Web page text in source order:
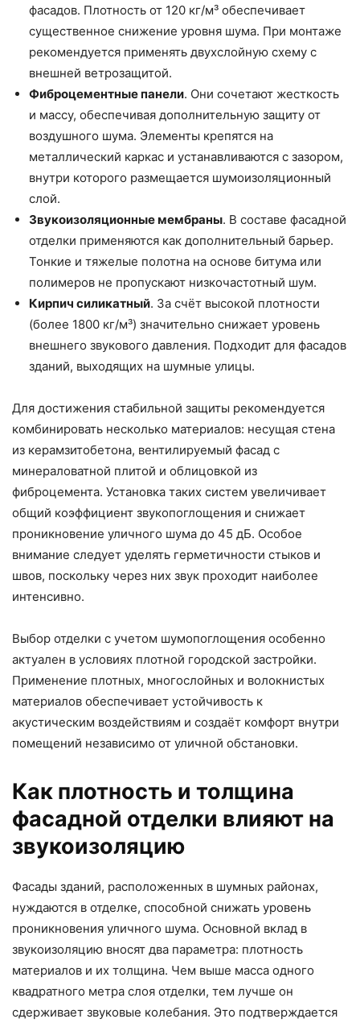
фасадов. Плотность от 120 кг/м³ обеспечивает
существенное снижение уровня шума. При монтаже
рекомендуется применять двухслойную схему с
внешней ветрозащитой.
Фиброцементные панели. Они сочетают жесткость
и массу, обеспечивая дополнительную защиту от
воздушного шума. Элементы крепятся на
металлический каркас и устанавливаются с зазором,
внутри которого размещается шумоизоляционный
слой.
Звукоизоляционные мембраны. В составе фасадной
отделки применяются как дополнительный барьер.
Тонкие и тяжелые полотна на основе битума или
полимеров не пропускают низкочастотный шум.
Кирпич силикатный. За счёт высокой плотности
(более 1800 кг/м³) значительно снижает уровень
внешнего звукового давления. Подходит для фасадов
зданий, выходящих на шумные улицы.
Для достижения стабильной защиты рекомендуется
комбинировать несколько материалов: несущая стена
из керамзитобетона, вентилируемый фасад с
минераловатной плитой и облицовкой из
фиброцемента. Установка таких систем увеличивает
общий коэффициент звукопоглощения и снижает
проникновение уличного шума до 45 дБ. Особое
внимание следует уделять герметичности стыков и
швов, поскольку через них звук проходит наиболее
интенсивно.
Выбор отделки с учетом шумопоглощения особенно
актуален в условиях плотной городской застройки.
Применение плотных, многослойных и волокнистых
материалов обеспечивает устойчивость к
акустическим воздействиям и создаёт комфорт внутри
помещений независимо от уличной обстановки.
Как плотность и толщина
фасадной отделки влияют на
звукоизоляцию
Фасады зданий, расположенных в шумных районах,
нуждаются в отделке, способной снижать уровень
проникновения уличного шума. Основной вклад в
звукоизоляцию вносят два параметра: плотность
материалов и их толщина. Чем выше масса одного
квадратного метра слоя отделки, тем лучше он
сдерживает звуковые колебания. Это подтверждается